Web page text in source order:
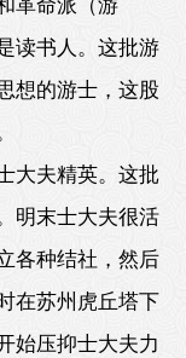
革命派（游
读书人。这批游
想的游士，这股
大夫精英。这批
明末士大夫很活
各种结社，然后
在苏州虎丘塔下
始压抑士大夫力